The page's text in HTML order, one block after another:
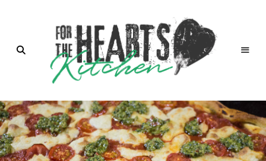
for the
Hearts
Kitchen |